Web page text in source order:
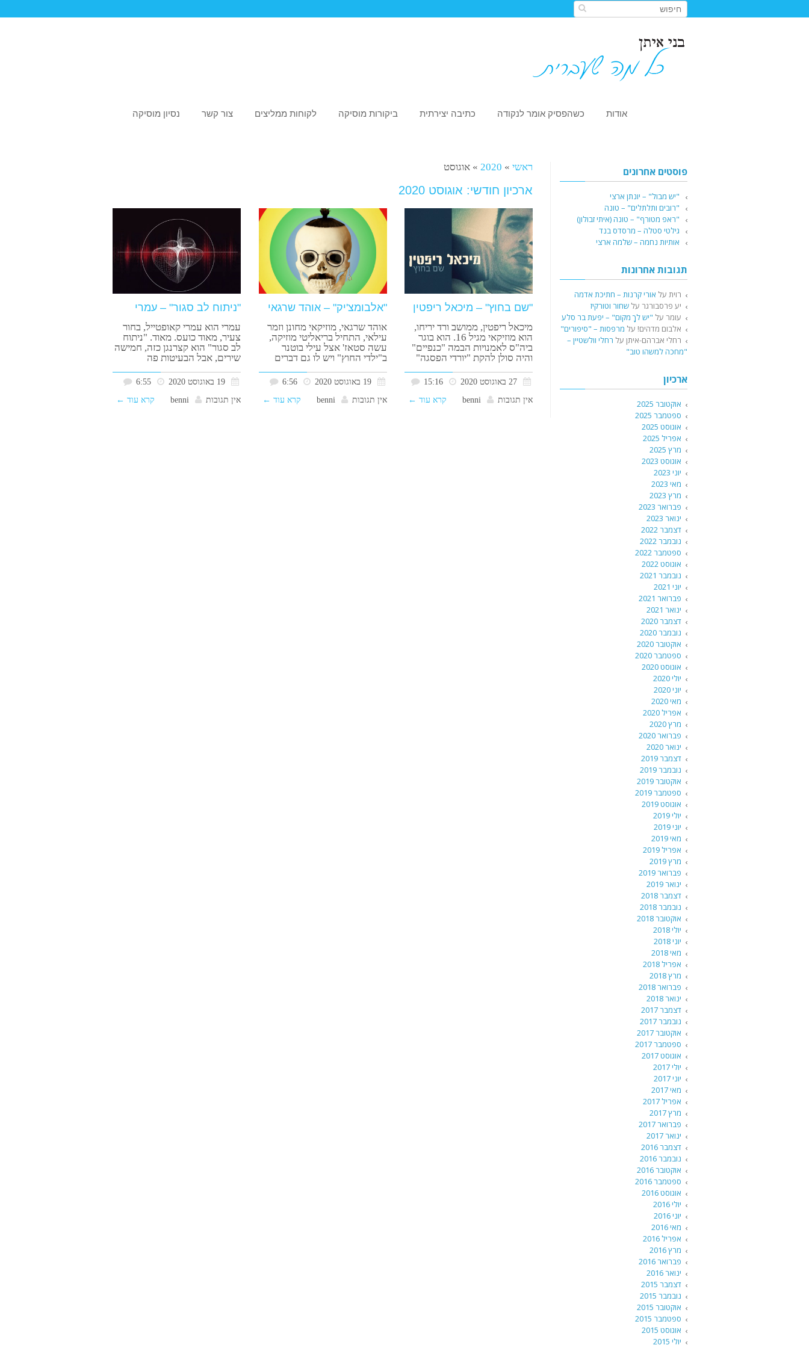
אודות כשהפסיק אומר לנקודה כתיבה יצירתית ביקורות מוסיקה לקוחות ממליצים צור קשר נסיון מוסיקה
ראשי »
2020
» אוגוסט
ארכיון חודשי: אוגוסט 2020
"שם בחוץ" – מיכאל ריפטין
מיכאל ריפטין, ממושב ורד יריחו,
הוא מוזיקאי מגיל 16. הוא בוגר
ביה"ס לאמנויות הבמה "כנפיים"
והיה סולן להקת "יורדי הפסגה"
27 באוגוסט 2020
15:16
אין תגובות
benni קרא עוד ←
"אלבומצ'יק" – אוהד שרגאי
אוהד שרגאי, מוזיקאי מחונן וזמר
עילאי, התחיל בריאליטי מוזיקה,
עשה סטאז' אצל עילי בוטנר
ב"ילדי החוץ" ויש לו גם דברים
19 באוגוסט 2020
6:56
אין תגובות
benni קרא עוד ←
"ניתוח לב סגור" – עמרי
עמרי הוא עמרי קאופטייל, בחור
צעיר, מאוד כועס. מאוד. "ניתוח
לב סגור" הוא קצרנגן כזה, חמישה
שירים, אבל הבעיטות פה
19 באוגוסט 2020
6:55
אין תגובות
benni קרא עוד ←
פוסטים אחרונים
"יש מבול" – יונתן ארצי
"רובים ותלתלים" – טונה
"ראפ מטורף" – טונה (איתי זבולון)
גילטי סטלה – מרסדס בנד
אותיות נחמה – שלמה ארצי
תגובות אחרונות
רוית על אורי קרנות – חתיכת אדמה
יע פרסבורגר על שחור וטורקיז
עומר על "יש לךָ מקום" – יפעת בר סלע
אלבום מדהים! על מרפסות – "סיפורים"
רחלי אברהם-איתן על רחלי וולשטיין –
"מחכה למשהו טוב"
ארכיון
אוקטובר 2025
ספטמבר 2025
אוגוסט 2025
אפריל 2025
מרץ 2025
אוגוסט 2023
יוני 2023
מאי 2023
מרץ 2023
פברואר 2023
ינואר 2023
דצמבר 2022
נובמבר 2022
ספטמבר 2022
אוגוסט 2022
נובמבר 2021
יוני 2021
פברואר 2021
ינואר 2021
דצמבר 2020
נובמבר 2020
אוקטובר 2020
ספטמבר 2020
אוגוסט 2020
יולי 2020
יוני 2020
מאי 2020
אפריל 2020
מרץ 2020
פברואר 2020
ינואר 2020
דצמבר 2019
נובמבר 2019
אוקטובר 2019
ספטמבר 2019
אוגוסט 2019
יולי 2019
יוני 2019
מאי 2019
אפריל 2019
מרץ 2019
פברואר 2019
ינואר 2019
דצמבר 2018
נובמבר 2018
אוקטובר 2018
יולי 2018
יוני 2018
מאי 2018
אפריל 2018
מרץ 2018
פברואר 2018
ינואר 2018
דצמבר 2017
נובמבר 2017
אוקטובר 2017
ספטמבר 2017
אוגוסט 2017
יולי 2017
יוני 2017
מאי 2017
אפריל 2017
מרץ 2017
פברואר 2017
ינואר 2017
דצמבר 2016
נובמבר 2016
אוקטובר 2016
ספטמבר 2016
אוגוסט 2016
יולי 2016
יוני 2016
מאי 2016
אפריל 2016
מרץ 2016
פברואר 2016
ינואר 2016
דצמבר 2015
נובמבר 2015
אוקטובר 2015
ספטמבר 2015
אוגוסט 2015
יולי 2015